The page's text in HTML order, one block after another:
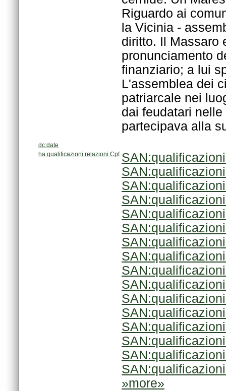
partecipava alla
dc:date
ha qualificazioni relazioni Cpf
»more»